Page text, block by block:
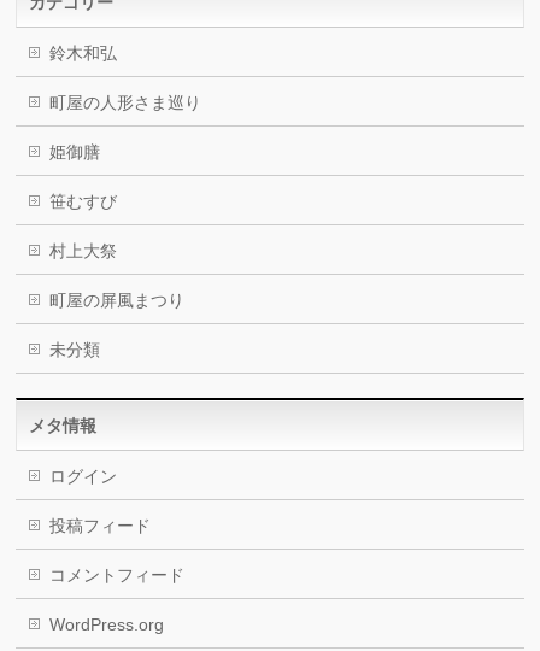
鈴木和弘
町屋の人形さま巡り
姫御膳
笹むすび
村上大祭
町屋の屏風まつり
未分類
メタ情報
ログイン
投稿フィード
コメントフィード
WordPress.org